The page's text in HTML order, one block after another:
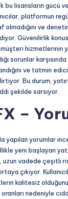
bu lisansların gücü
platformun
ve
Güvenilirlik
hizmetlerinin
sorunlar
ve tatmin
Bu durum,
şekilde sarsıyor.
–
yapılan yorumlar
yeni başlayan
vadede çeşitli
çıkıyor.
kalitesiz
oranları nedeniyle